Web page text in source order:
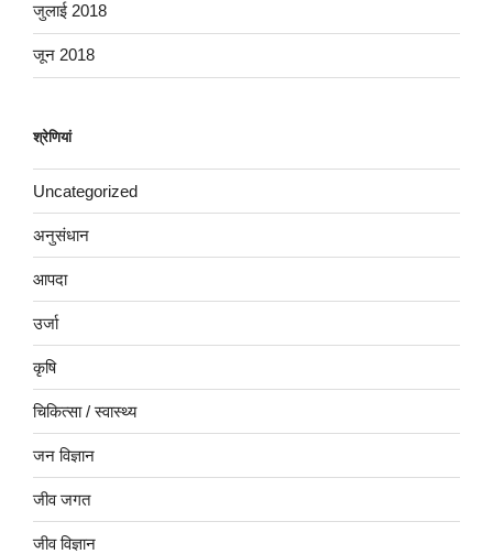
जुलाई 2018
जून 2018
श्रेणियां
Uncategorized
अनुसंधान
आपदा
उर्जा
कृषि
चिकित्सा / स्वास्थ्य
जन विज्ञान
जीव जगत
जीव विज्ञान